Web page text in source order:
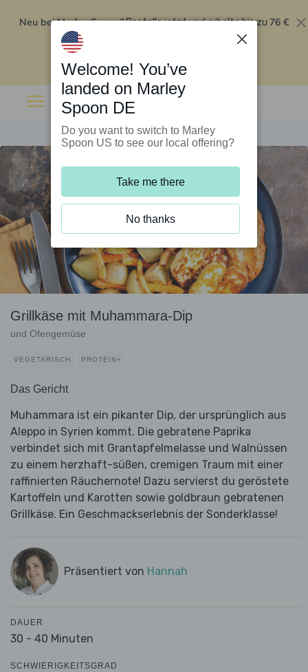
Neu bei Marley Spoon?Bestelle jetzt und erhalte bis zu 76 €
Rabatt auf deine ersten fünf Boxen
Grillkäse mit Muhammara-Dip
und Ofengemüse
VEGETARISCH PROTEIN+
Das Gericht
Muhammara ist ein pikanter Dip, der ursprünglich aus
Aleppo in Syrien kommt. Die gebratene Paprika
verbindet sich mit Grantapfelmelasse und Walnüssen
zu einem herzhaft-süßen, cremigen Traum mit einer
raffinierten Räuchernote! Dazu servierst du geröstete
Kartoffeln und Karotten sowie goldbraun gebratenen
Grillkäse. Ein Geschmackserlebnis der Sonderklasse!
Präsentiert von Hannah
DAUER
30 - 40 Minuten
SCHWIERIGKEITSGRAD
Welcome! You’ve
landed on Marley
Spoon DE
Do you want to switch to Marley
Spoon US to see our local offering?
Take me there
No thanks